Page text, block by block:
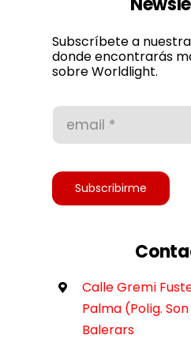
Política de privacidad
Accesibilidad
Subscríbete a
donde encontrarás
sobre Worldlight.
Subscribirme
Calle Gremi
Palma (Polig.
Balerars